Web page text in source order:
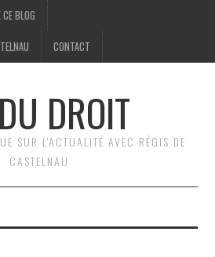
BLOG
CONTACT
DROIT
SUR L'ACTUALITÉ AVEC RÉGIS DE
CASTELNAU